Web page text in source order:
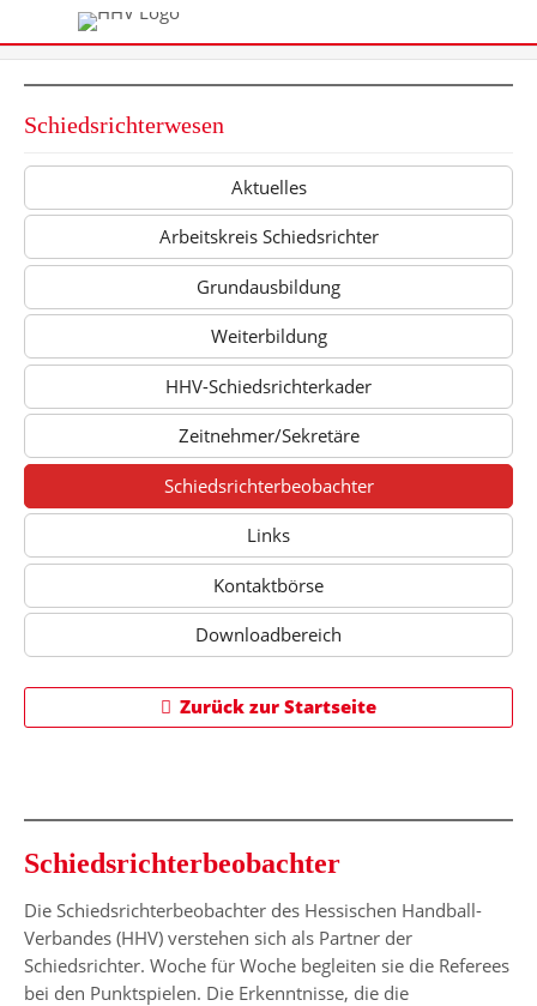
Schiedsrichterwesen
Aktuelles
Arbeitskreis Schiedsrichter
Grundausbildung
Weiterbildung
HHV-Schiedsrichterkader
Zeitnehmer/Sekretäre
Schiedsrichterbeobachter
Links
Kontaktbörse
Downloadbereich
Zurück zur Startseite
Schiedsrichterbeobachter
Die Schiedsrichterbeobachter des Hessischen Handball-
Verbandes (HHV) verstehen sich als Partner der
Schiedsrichter. Woche für Woche begleiten sie die Referees
bei den Punktspielen. Die Erkenntnisse, die die